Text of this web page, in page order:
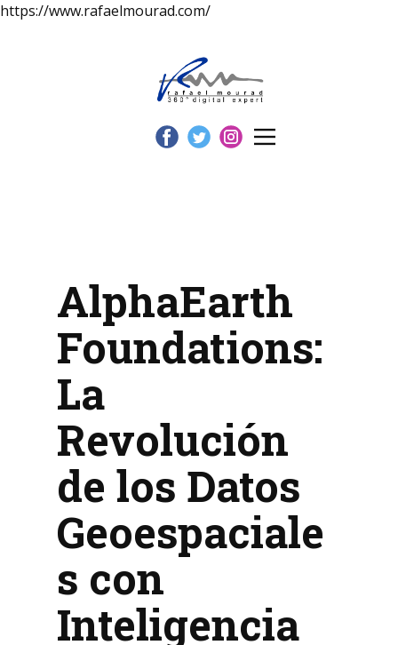
https://www.rafaelmourad.com/
AlphaEarth
Foundations:
La
Revolución
de los Datos
Geoespaciale
s con
Inteligencia